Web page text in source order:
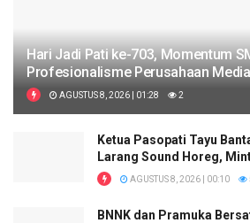
Hari Jadi Pati ke-703, Momentum
Profesionalisme Perusahaan
AGUSTUS 8, 2026 | 01:28 2
Ketua Pasopati Tayu
Larang Sound Horeg,
AGUSTUS 8, 2026 | 00:10
BNNK dan Pramuka